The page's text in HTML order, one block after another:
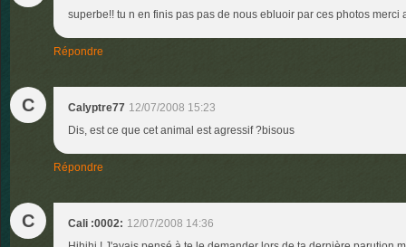
superbe!! tu n en finis pas pas de nous ebluoir par ces photos merci
Répondre
C Calyptre77 12/07/2008 15:23
Dis, est ce que cet animal est agressif ?bisous
Répondre
C Cali :0002: 12/07/2008 14:36